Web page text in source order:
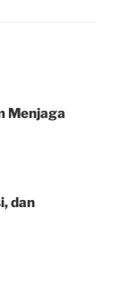
Menjaga
dan